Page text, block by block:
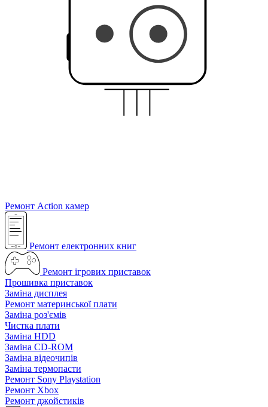
Ремонт Action камер
Ремонт електронних книг
Ремонт ігрових приставок
Прошивка приставок
Заміна дисплея
Ремонт материнської плати
Заміна роз'ємів
Чистка плати
Заміна HDD
Заміна CD-ROM
Заміна відеочипів
Заміна термопасти
Ремонт Sony Playstation
Ремонт Xbox
Ремонт джойстиків